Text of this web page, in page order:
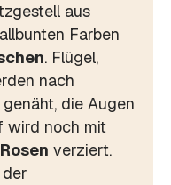
aus
Farben
. Flügel,
nach
die Augen
wird noch mit
Rosen verziert.